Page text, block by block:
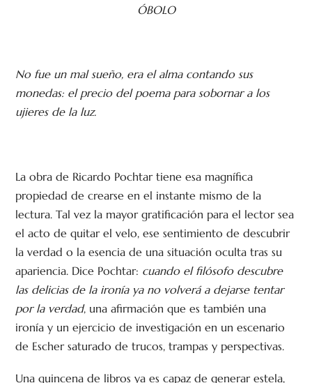
ÓBOLO
No fue un mal sueño, era el alma contando sus
monedas: el precio del poema para sobornar a los
ujieres de la luz.
La obra de Ricardo Pochtar tiene esa magnífica
propiedad de crearse en el instante mismo de la
lectura. Tal vez la mayor gratificación para el lector sea
el acto de quitar el velo, ese sentimiento de descubrir
la verdad o la esencia de una situación oculta tras su
apariencia. Dice Pochtar: cuando el filósofo descubre
las delicias de la ironía ya no volverá a dejarse tentar
por la verdad, una afirmación que es también una
ironía y un ejercicio de investigación en un escenario
de Escher saturado de trucos, trampas y perspectivas.
Una quincena de libros ya es capaz de generar estela,